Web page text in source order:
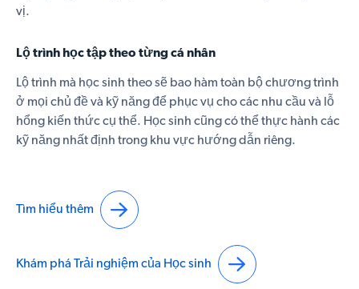
vị.
Lộ trình học tập theo từng cá nhân
Lộ trình mà học sinh theo sẽ bao hàm toàn bộ chương trình
ở mọi chủ đề và kỹ năng để phục vụ cho các nhu cầu và lỗ
hổng kiến thức cụ thể. Học sinh cũng có thể thực hành các
kỹ năng nhất định trong khu vực hướng dẫn riêng.
Tìm hiểu thêm
Khám phá Trải nghiệm của Học sinh